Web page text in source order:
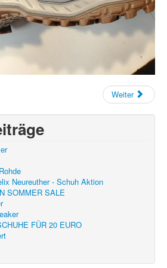
Weiter
Neureuther - Schuh Aktion
SOMMER SALE
FÜR 20 EURO